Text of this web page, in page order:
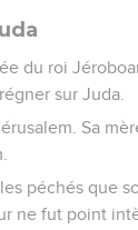
du roi
sur Juda.
Sa
péchés que
ne fut point